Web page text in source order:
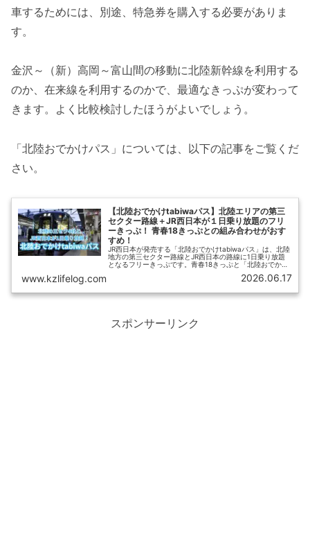
車するためには、別途、特急券を購入する必要がありま
す。
金沢～（新）高岡～富山間の移動に北陸新幹線を利用する
のか、在来線を利用するのかで、最適なきっぷが変わって
きます。よく比較検討したほうがよいでしょう。
「北陸おでかけパス」については、以下の記事をご覧くだ
さい。
【北陸おでかけtabiwaパス】北陸エリアの第三
セクター路線＋JR西日本が１日乗り放題のフリ
ーきっぷ！ 青春18きっぷとの組み合わせがおす
すめ！
JR西日本が発売する「北陸おでかけtabiwaパス」は、北陸
地方の第三セクター路線とJR西日本の路線に1日乗り放題
となるフリーきっぷです。青春18きっぷと「北陸おでかけ
移動できます。【ひさの乗り鉄ブログ】では「北陸おでか
す。
www.kzlifelog.com 2026.06.17
スポンサーリンク